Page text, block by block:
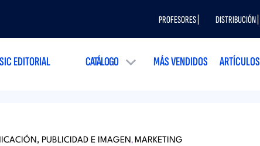
PROFESORES | DISTRIBUCIÓN |
EDITORIAL CATÁLOGO MÁS VENDIDOS ARTÍCULOS
PUBLICIDAD E IMAGEN, MARKETING